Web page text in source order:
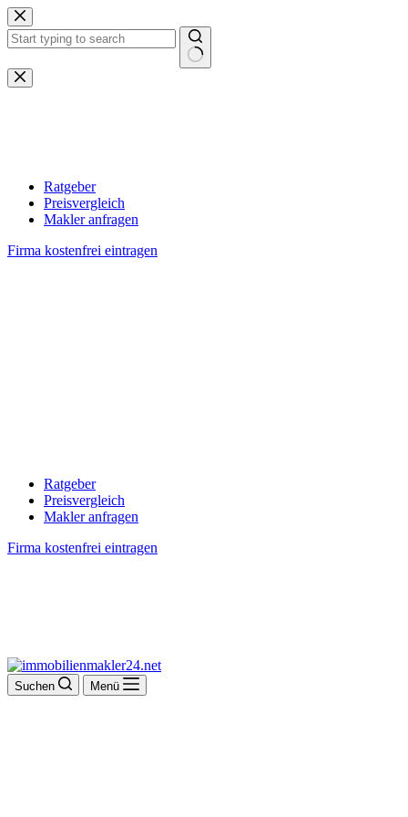
Zum
Inhalt
springen
Keine
Ergebnisse
Ratgeber
Preisvergleich
Makler anfragen
Firma kostenfrei eintragen
Ratgeber
Preisvergleich
Makler anfragen
Firma kostenfrei eintragen
Suchen Menü